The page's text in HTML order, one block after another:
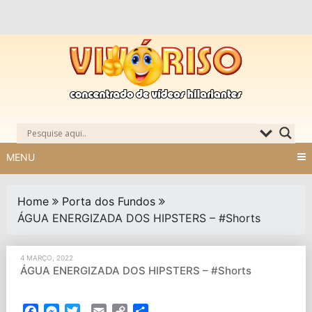
MENU
Home
Porta dos Fundos
ÁGUA ENERGIZADA DOS HIPSTERS – #Shorts
4 MARÇO, 2022
ÁGUA ENERGIZADA DOS HIPSTERS – #Shorts